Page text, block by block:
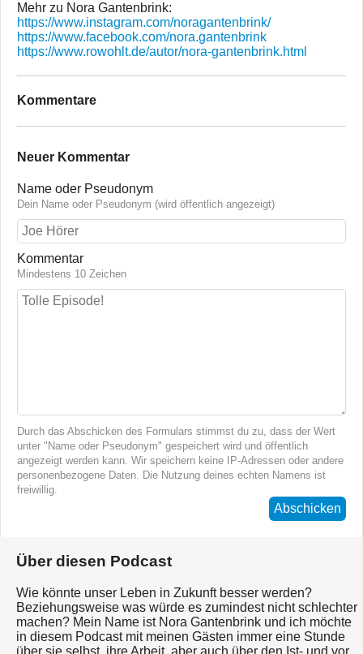
Mehr zu Nora Gantenbrink:
https://www.instagram.com/noragantenbrink/
https://www.facebook.com/nora.gantenbrink
https://www.rowohlt.de/autor/nora-gantenbrink.html
Kommentare
Neuer Kommentar
Name oder Pseudonym
Dein Name oder Pseudonym (wird öffentlich angezeigt)
Kommentar
Mindestens 10 Zeichen
Durch das Abschicken des Formulars stimmst du zu, dass der Wert
unter "Name oder Pseudonym" gespeichert wird und öffentlich
angezeigt werden kann. Wir speichern keine IP-Adressen oder andere
personenbezogene Daten. Die Nutzung deines echten Namens ist
freiwillig.
Abschicken
Über diesen Podcast
Wie könnte unser Leben in Zukunft besser werden?
Beziehungsweise was würde es zumindest nicht schlechter
machen? Mein Name ist Nora Gantenbrink und ich möchte
in diesem Podcast mit meinen Gästen immer eine Stunde
über sie selbst, ihre Arbeit, aber auch über den Ist- und vor